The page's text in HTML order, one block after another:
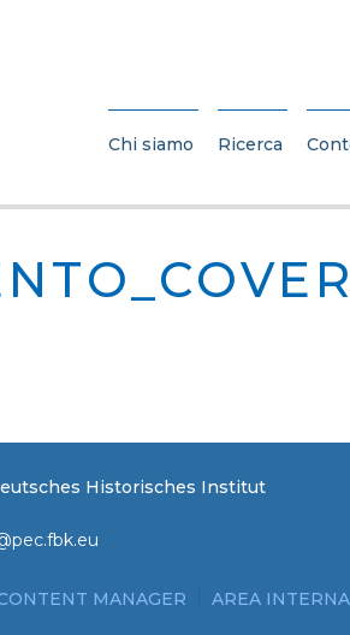
Chi siamo Ricerca
Historisches Institut
MANAGER AREA INTERNA